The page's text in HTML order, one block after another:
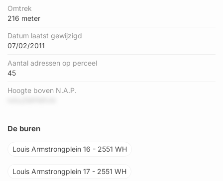
Omtrek
216 meter
Datum laatst gewijzigd
07/02/2011
Aantal adressen op perceel
45
Hoogte boven N.A.P.
De buren
Louis Armstrongplein 16 - 2551 WH
Louis Armstrongplein 17 - 2551 WH